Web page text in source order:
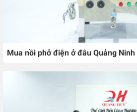
Mua nồi phở điện ở đâu Quảng